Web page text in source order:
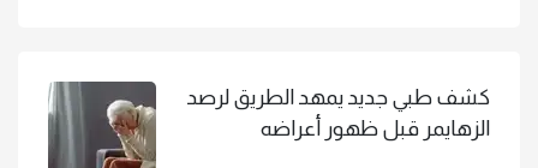
كشف طبي جديد يمهد الطريق لرصد
الزهايمر قبل ظهور أعراضه